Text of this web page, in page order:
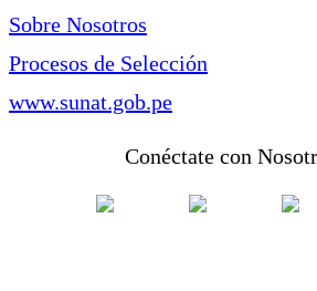
Sobre Nosotros
Procesos de Selección
www.sunat.gob.pe
Conéctate con